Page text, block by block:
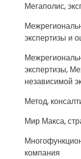
Мегаполис,
экспертизы и
экспертизы,
независимой
Метод,
Мир Макса,
компания